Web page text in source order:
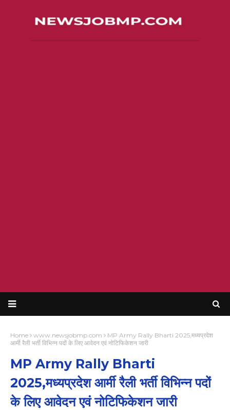
Home www.newsjobmp.com
MP Army Rally Bharti 2025,मध्यप्रदेश
आर्मी रैली भर्ती विभिन्न पदों के लिए आवेदन एवं नोटिफिकेशन जारी
MP Army Rally Bharti
2025,मध्यप्रदेश आर्मी रैली भर्ती विभिन्न पदों
के लिए आवेदन एवं नोटिफिकेशन जारी